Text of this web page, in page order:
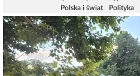
Polska i świat
Polityka